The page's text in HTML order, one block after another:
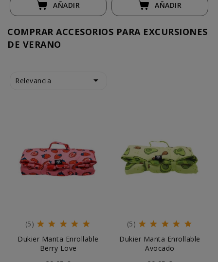
AÑADIR AÑADIR
COMPRAR ACCESORIOS PARA EXCURSIONES
DE VERANO
Relevancia 
(5)
Dukier Manta Enrollable
Berry Love
(5)
Dukier Manta Enrollable
Avocado